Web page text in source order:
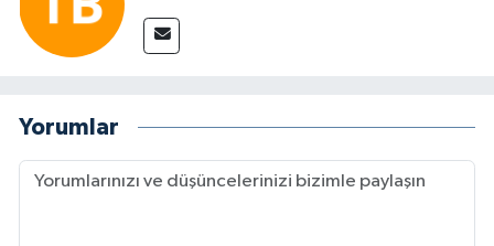
Yorumlar